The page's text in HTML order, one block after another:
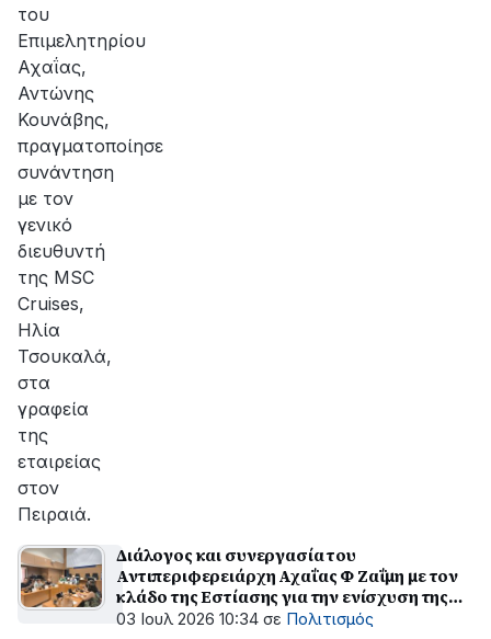
του
Επιμελητηρίου
Αχαΐας,
Αντώνης
Κουνάβης,
πραγματοποίησε
συνάντηση
με τον
γενικό
διευθυντή
της MSC
Cruises,
Ηλία
Τσουκαλά,
στα
γραφεία
της
εταιρείας
στον
Πειραιά.
Διάλογος και συνεργασία του
Αντιπεριφερειάρχη Αχαΐας Φ Ζαΐμη με τον
κλάδο της Εστίασης για την ενίσχυση της
προστασίας των καταναλωτών
03 Ιουλ 2026 10:34 σε Πολιτισμός